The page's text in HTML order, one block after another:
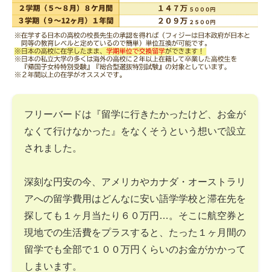
フリーバードは『留学に行きたかったけど、お金が
なくて行けなかった』をなくそうという想いで設立
されました。
深刻な円安の今、アメリカやカナダ・オーストラリ
アへの留学費用はどんなに安い語学学校と滞在先を
探しても１ヶ月当たり６０万円…。そこに航空券と
現地での生活費をプラスすると、たった１ヶ月間の
留学でも全部で１００万円くらいのお金がかかって
しまいます。